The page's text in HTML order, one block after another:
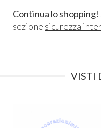
Continua lo shopping!
sezione sicurezza
VISTI